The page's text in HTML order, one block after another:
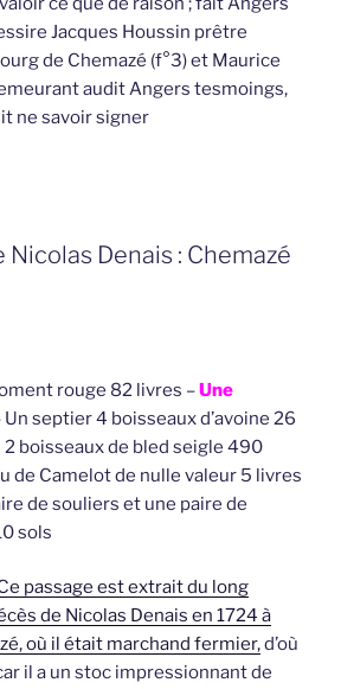
Jacques Houssin prêtre
de Chemazé (f°3) et Maurice
audit Angers tesmoings,
ne savoir signer
Nicolas Denais : Chemazé
rouge 82 livres –Une
septier 4 boisseaux d’avoine 26
2 boisseaux de bled seigle 490
de Camelot de nulle valeur 5 livres
de souliers et une paire de
sols
passage est extrait du long
de Nicolas Denais en 1724 à
où il était marchand fermier,d’où
il a un stoc impressionnant de